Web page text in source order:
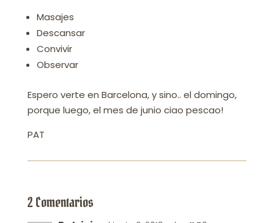
Masajes
Descansar
Convivir
Observar
Espero verte en Barcelona, y sino.. el domingo,
porque luego, el mes de junio ciao pescao!
PAT
2 Comentarios